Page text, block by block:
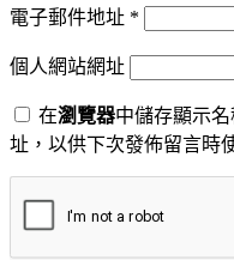
電子郵件地址 *
個人網站網址
在瀏覽器中儲存顯示
址，以供下次發佈留言時